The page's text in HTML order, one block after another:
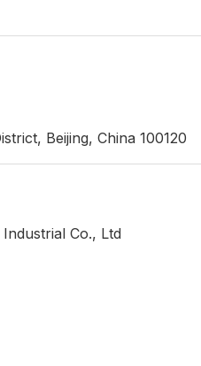
Beijing, China 100120
Co., Ltd